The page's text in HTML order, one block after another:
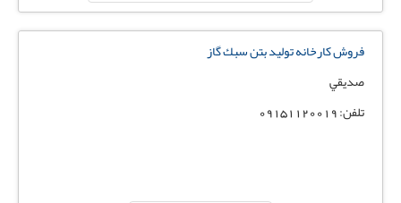
فروش كارخانه توليد بتن سبك گاز
صديقي
تلفن: 09151120019